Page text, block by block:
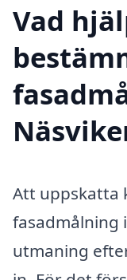
Vad
Att uppskatta
fasadmålning
utmaning